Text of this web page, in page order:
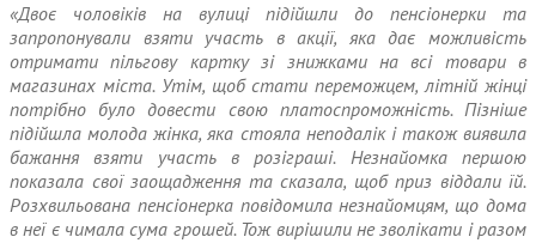
«Двоє чоловіків на вулиці підійшли до пенсіонерки та
запропонували взяти участь в акції, яка дає можливість
отримати пільгову картку зі знижками на всі товари в
магазинах міста. Утім, щоб стати переможцем, літній жінці
потрібно було довести свою платоспроможність. Пізніше
підійшла молода жінка, яка стояла неподалік і також виявила
бажання взяти участь в розіграші. Незнайомка першою
показала свої заощадження та сказала, щоб приз віддали їй.
Розхвильована пенсіонерка повідомила незнайомцям, що дома
в неї є чимала сума грошей. Тож вирішили не зволікати і разом